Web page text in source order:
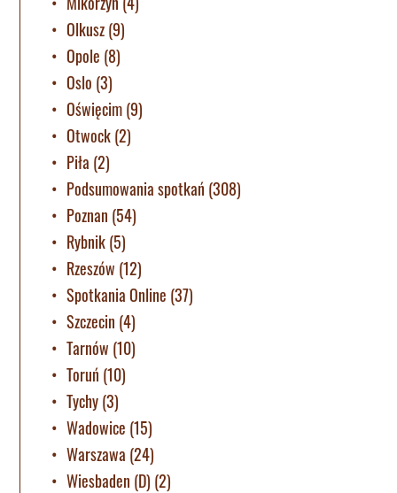
Olkusz(9)
Opole (8)
Oslo (3)
Oświęcim(9)
Otwock(2)
Piła (2)
Podsumowania spotkań (308)
Poznan (54)
Rybnik(5)
Rzeszów (12)
Spotkania Online (37)
Szczecin (4)
Tarnów (10)
Toruń (10)
Tychy(3)
Wadowice (15)
Warszawa (24)
Wiesbaden (D) (2)